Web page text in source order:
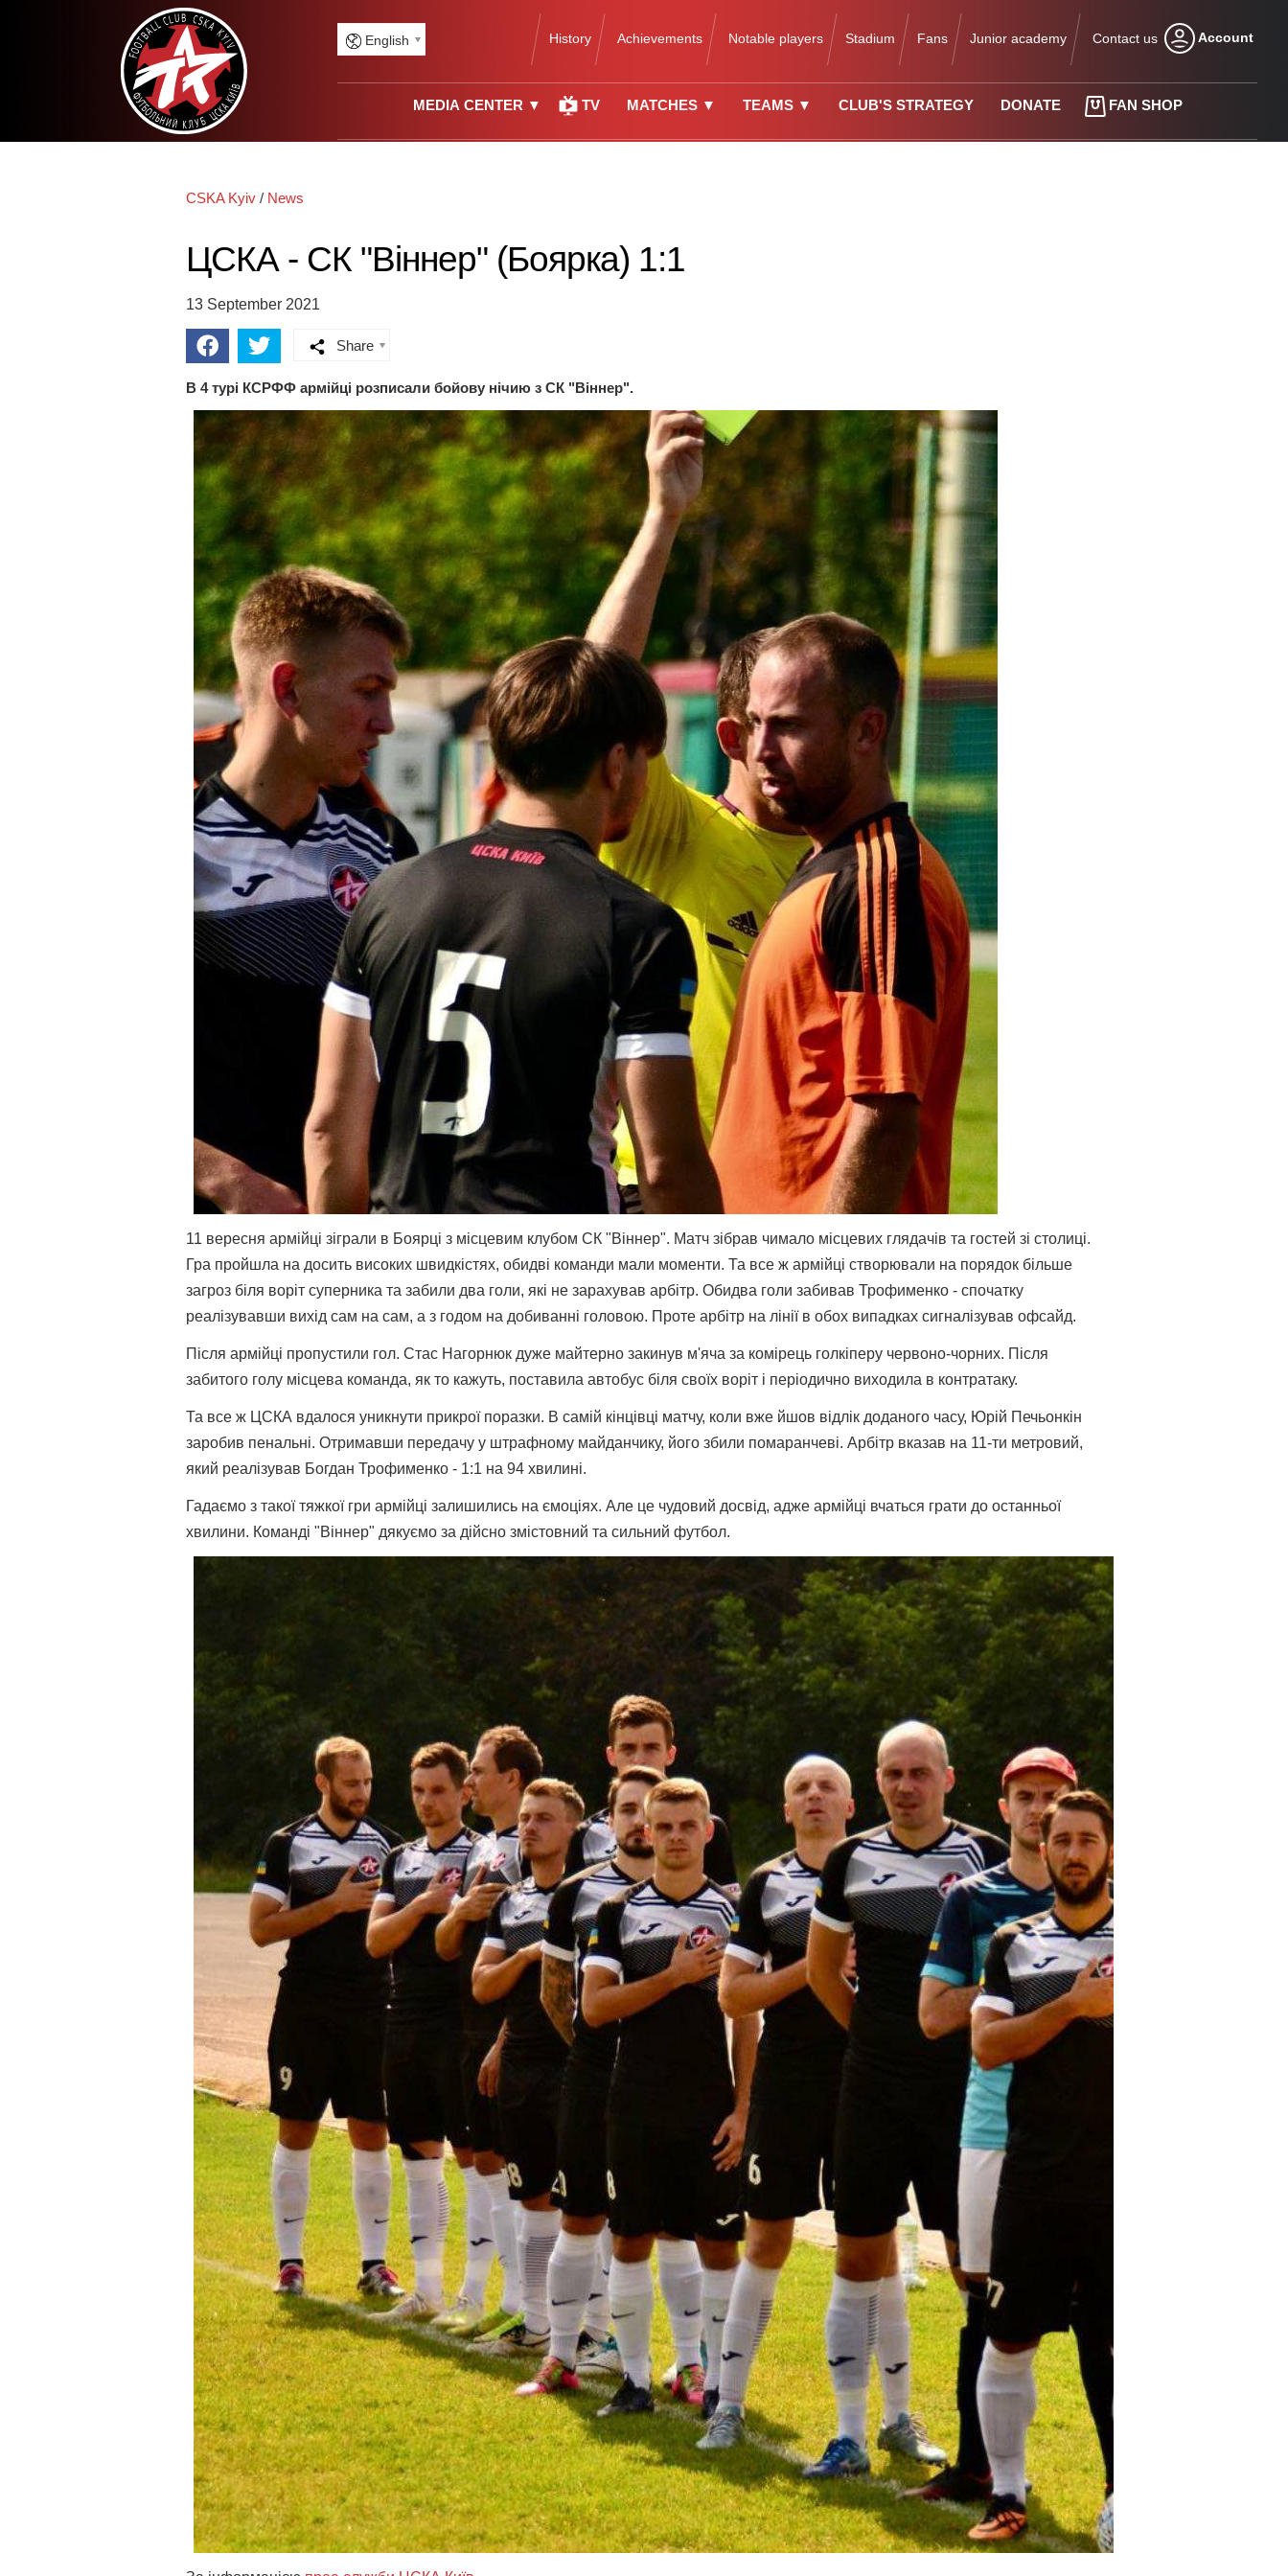
English History Achievements Notable players Stadium Fans Junior academy Contact us
MEDIA CENTER ▼ TV MATCHES ▼ TEAMS ▼ CLUB'S STRATEGY DONATE FAN SHOP
Account
CSKA Kyiv / News
ЦСКА - CК "Віннер" (Боярка) 1:1
13 September 2021
Share
В 4 турі КСРФФ армійці розписали бойову нічию з СК "Віннер".
11 вересня армійці зіграли в Боярці з місцевим клубом СК "Віннер". Матч зібрав чимало місцевих глядачів та гостей зі столиці.
Гра пройшла на досить високих швидкістях, обидві команди мали моменти. Та все ж армійці створювали на порядок більше
загроз біля воріт суперника та забили два голи, які не зарахував арбітр. Обидва голи забивав Трофименко - спочатку
реалізувавши вихід сам на сам, а з годом на добиванні головою. Проте арбітр на лінії в обох випадках сигналізував офсайд.
Після армійці пропустили гол. Стас Нагорнюк дуже майтерно закинув м'яча за комірець голкіперу червоно-чорних. Після
забитого голу місцева команда, як то кажуть, поставила автобус біля своїх воріт і періодично виходила в контратаку.
Та все ж ЦСКА вдалося уникнути прикрої поразки. В самій кінцівці матчу, коли вже йшов відлік доданого часу, Юрій Печьонкін
заробив пенальні. Отримавши передачу у штрафному майданчику, його збили помаранчеві. Арбітр вказав на 11-ти метровий,
який реалізував Богдан Трофименко - 1:1 на 94 хвилині.
Гадаємо з такої тяжкої гри армійці залишились на ємоціях. Але це чудовий досвід, адже армійці вчаться грати до останньої
хвилини. Команді "Віннер" дякуємо за дійсно змістовний та сильний футбол.